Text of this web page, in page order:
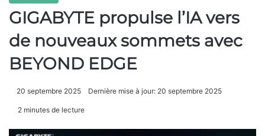
GIGABYTE propulse l’IA vers
de nouveaux sommets avec
BEYOND EDGE
20 septembre 2025 Dernière mise à jour: 20 septembre 2025
2 minutes de lecture